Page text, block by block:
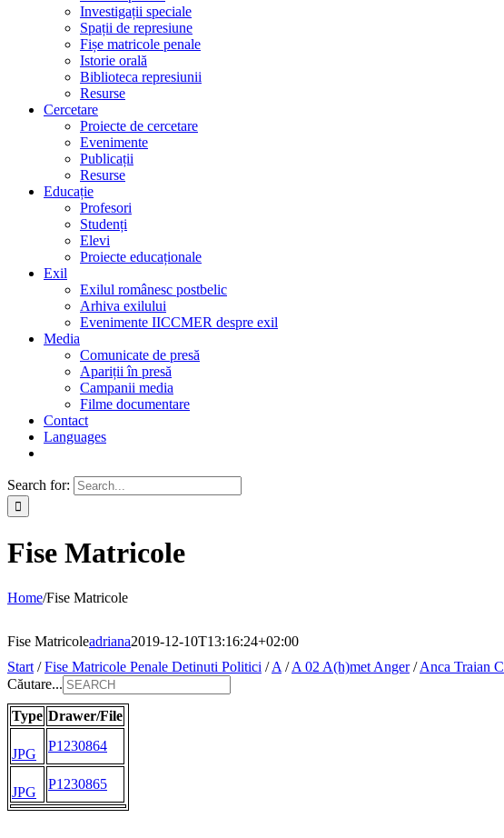
Investigații speciale
Spații de represiune
Fișe matricole penale
Istorie orală
Biblioteca represiunii
Resurse
Cercetare
Proiecte de cercetare
Evenimente
Publicații
Resurse
Educație
Profesori
Studenți
Elevi
Proiecte educaționale
Exil
Exilul românesc postbelic
Arhiva exilului
Evenimente IICCMER despre exil
Media
Comunicate de presă
Apariții în presă
Campanii media
Filme documentare
Contact
Languages
Search for:
Fise Matricole
Home/Fise Matricole
Fise Matricoleadriana2019-12-10T13:16:24+02:00
Start /Fise Matricole Penale Detinuti Politici /A /A 02 A(h)met Anger/Anca Traian C
Căutare...
Type Drawer/File
JPG
P1230864
JPG
P1230865